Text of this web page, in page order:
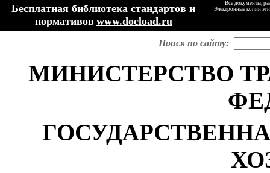
Бесплатная библиотека стандартов и
нормативов www.docload.ru
Все документы,
Электронные копии
Поиск по сайту:
МИНИСТЕРСТВО